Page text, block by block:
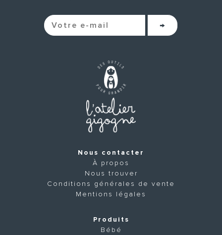
Nous contacter
À propos
Nous trouver
Conditions générales de vente
Mentions légales
Produits
Bébé